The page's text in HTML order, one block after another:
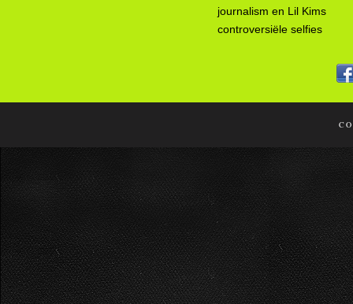
journalism en Lil Kims
controversiële selfies